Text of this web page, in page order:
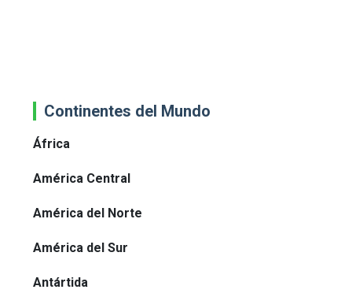
Continentes del Mundo
África
América Central
América del Norte
América del Sur
Antártida